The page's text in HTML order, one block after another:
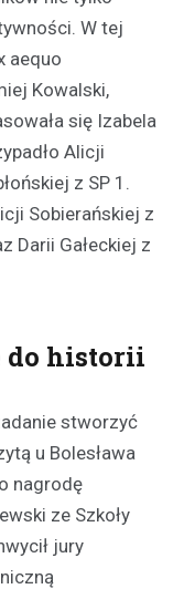
W tej
aequo
Kowalski,
się Izabela
Alicji
z SP 1.
Sobierańskiej z
Darii Gałeckiej z
do historii
stworzyć
u Bolesława
nagrodę
ze Szkoły
jury